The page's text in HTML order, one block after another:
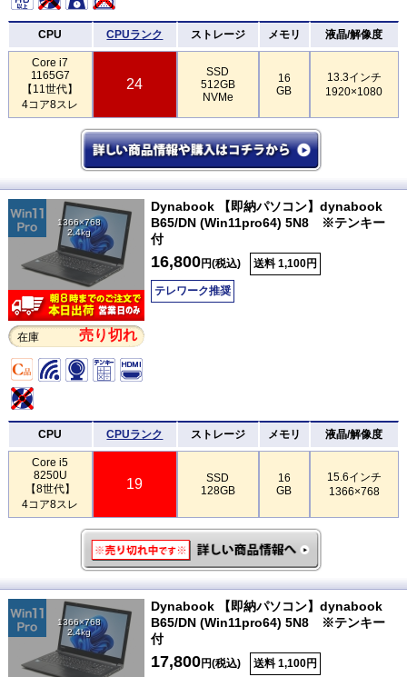
CPU CPUランク ストレージ メモリ 液晶/解像度
Core i7
1165G7
【11世代】
4コア8スレ
24
SSD
512GB
NVMe
16
GB
13.3インチ
1920×1080
1366×768
2.4kg
在庫 売り切れ
Dynabook 【即納パソコン】dynabook
B65/DN (Win11pro64) 5N8 ※テンキー
付
16,800円(税込) 送料 1,100円
テレワーク推奨
CPU CPUランク ストレージ メモリ 液晶/解像度
Core i5
8250U
【8世代】
4コア8スレ
19
SSD
128GB
16
GB
15.6インチ
1366×768
1366×768
2.4kg
Dynabook 【即納パソコン】dynabook
B65/DN (Win11pro64) 5N8 ※テンキー
付
17,800円(税込) 送料 1,100円